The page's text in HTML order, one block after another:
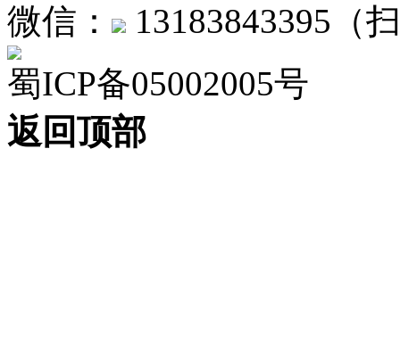
微信：
13183843395（
蜀ICP备05002005号
返回顶部